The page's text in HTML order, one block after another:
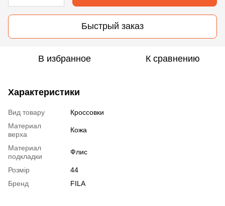
Быстрый заказ
В избранное К сравнению
Характеристики
Вид товару
Кроссовки
Материал
верха
Кожа
Материал
подкладки
Флис
Розмір
44
Бренд
FILA